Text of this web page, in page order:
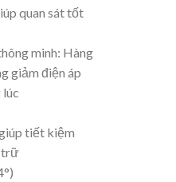
quan sát tốt
minh: Hàng
giảm điện áp
tiết kiệm
trữ